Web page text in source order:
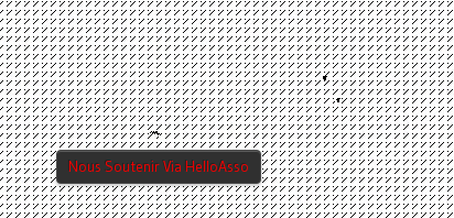
Nous Soutenir Via HelloAsso